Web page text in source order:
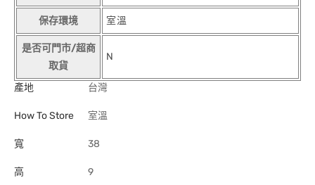
保存環境 室溫
是否可門市/超商
取貨
N
產地 台灣
How To Store 室溫
寬 38
高 9